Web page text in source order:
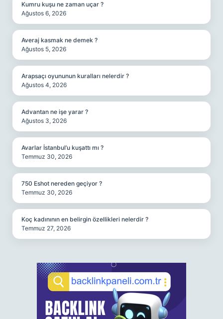
Kumru kuşu ne zaman uçar ?
Ağustos 6, 2026
Averaj kasmak ne demek ?
Ağustos 5, 2026
Arapsaçı oyununun kuralları nelerdir ?
Ağustos 4, 2026
Advantan ne işe yarar ?
Ağustos 3, 2026
Avarlar İstanbul’u kuşattı mı ?
Temmuz 30, 2026
750 Eshot nereden geçiyor ?
Temmuz 30, 2026
Koç kadınının en belirgin özellikleri nelerdir ?
Temmuz 27, 2026